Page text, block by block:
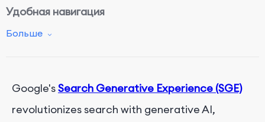
Удобная навигация
Разнообразные форматы контента
Больше
Google'sSearch Generative Experience (SGE)
revolutionizes search with generative AI,